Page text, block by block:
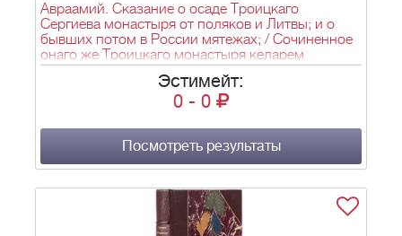
Авраамий. Сказание о осаде Троицкаго
Сергиева монастыря от поляков и Литвы; и о
бывших потом в России мятежах; / Сочиненное
онаго же Троицкаго монастыря келарем
Аврамием Палицыным. - Издание второе. - М.: В
Синодальной типографии, 1822. - [2], 1-176,
175-270, 273-324 с.; 21,4х13,3 см.
Эстимейт:
0 - 0
Посмотреть результаты